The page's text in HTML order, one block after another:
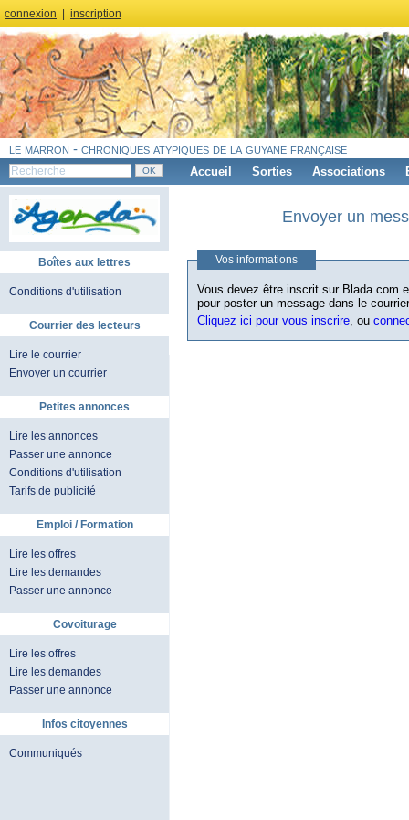
connexion inscription
le marron - chroniques atypiques de la guyane française
Accueil Sorties Associations
Boîtes aux lettres
Conditions d'utilisation
Courrier des lecteurs
Lire le courrier
Envoyer un courrier
Petites annonces
Lire les annonces
Passer une annonce
Conditions d'utilisation
Tarifs de publicité
Emploi / Formation
Lire les offres
Lire les demandes
Passer une annonce
Covoiturage
Lire les offres
Lire les demandes
Passer une annonce
Infos citoyennes
Communiqués
Envoyer un
Vos informations
Vous devez être inscrit sur Blada.com
pour poster un message dans le
Cliquez ici pour vous inscrire, ou